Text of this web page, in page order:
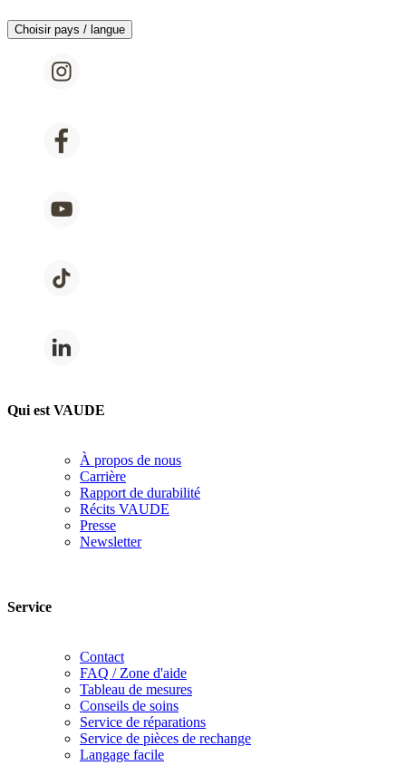
Choisir pays / langue
Qui est VAUDE
À propos de nous
Carrière
Rapport de durabilité
Récits VAUDE
Presse
Newsletter
Service
Contact
FAQ / Zone d'aide
Tableau de mesures
Conseils de soins
Service de réparations
Service de pièces de rechange
Langage facile